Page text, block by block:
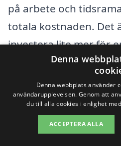
på arbete och
totala kostnaden. Det
investera lite mer för
kan garantera hög
renoveringsprocess.
Det är också en god
offerter från olika
Denna
Denna webbplats använder
användarupplevelsen. Genom att
du till alla cookies i enlighet
ACCEPTERA ALLA